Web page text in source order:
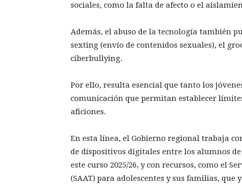
sociales, como la falta de afecto o el
Además, el abuso de la tecnología también
sexting (envío de contenidos sexuales), el
ciberbullying.
Por ello, resulta esencial que tanto los
comunicación que permitan establecer
aficiones.
En esta línea, el Gobierno regional trabaja
de dispositivos digitales entre los alumnos
este curso 2025/26, y con recursos, como el
(SAAT) para adolescentes y sus familias, que